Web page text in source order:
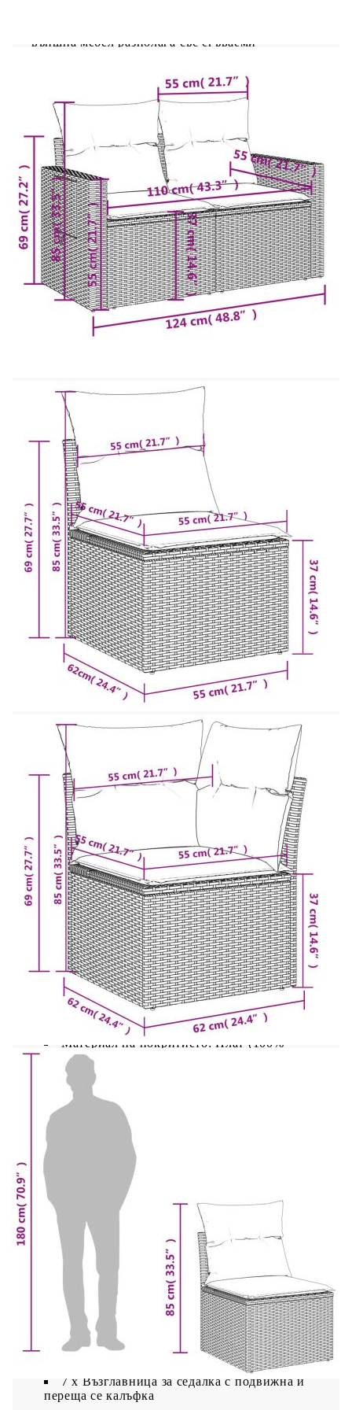
външна мебел разполага със сгъваеми
да държите най-важните неща леснодостъпни.
Удобна седалка: Тази мебел за открито,
снабдена с плътно подплатени възглавници,
предлага удобство при сядане. Калъф, който
може да се сваля и може да се пере: Тези
възглавници за седалки имат подвижни калъфи
за лесно пране и поддръжка.Модулен дизайн:
Този комплект външни мебели има модулен
дизайн, което го прави напълно гъвкав и лесен
за преместване, така че можете да създадете
персонализирана подредба на външни мебели.
Добре е да се знае:За да сте сигурни, че вашите
външни мебели ще останат красиви, ви
препоръчваме да ги защитите с водоустойчиво
покривало.
Максимален капацитет на натоварване (на
място): 110 кг
Ъглова седалка:
Цвят: Кафяв
Материал: PE ратан, прахово боядисана
стомана
Размери: 62 x 62 x 69 см (Ш x Д x В)
Размери на седалката: 55 x 55 cм (Ш x Д)
Височина на седалката от земята: 37 см
Централна седалка:
Цвят: Кафяв
Материал: PE ратан, прахово боядисана
стомана
Размери: 55 x 62 x 69 см (Ш x Д x В)
Размери на седалката: 55 x 55 cм (Ш x Д)
Височина на седалката от земята: 37 см
Модул с подлакътници:
Цвят: Кафяв
Материал: PE ратан, прахово боядисана
стомана
Размери: 62/85 x 62 x 69 см (Ш x Д x В)
Размери на седалката: 55 x 55 cм (Ш x Д)
Височина на седалката от земята: 37 см
Височина на подлакътника от земята: 55 см
Размери на страничната маса: 25 x 23 см (Д
x Ш)
Възглавница:
Цвят: Кремавобял
Материал на покритието: Плат (100%
полиестер)
Материал за пълнеж на възглавницата за
сядане: Дунапрен
Материал за пълнеж на облегалката:
Памучни влакна
Размери на възглавницата на седалката: 55
x 55 x 3 см (Ш x Д x Деб)
Размери на възглавницата за облягане: 55 x
45 x 13 см (Д х Ш x Деб)
Доставката съдържа:
2 x Ъглови модула
3 x Централни седалки
2 x Модула с подлакътници
9 x Възглавници за облягане
7 x Възглавница за седалка с подвижна и
переща се калъфка